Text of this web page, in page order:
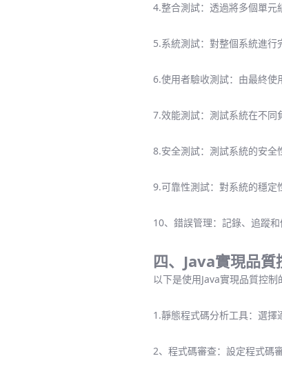
4.整合測試：透過將多個單元
5.系統測試：對整個系統進行
6.使用者驗收測試：由最終使
7.效能測試：測試系統在不同
8.安全測試：測試系統的安全
9.可靠性測試：對系統的穩定
10、錯誤管理：記錄、追蹤
四、Java實現品質
以下是使用Java實現品質控制
1.靜態程式碼分析工具：選
2、程式碼審查：設定程式碼